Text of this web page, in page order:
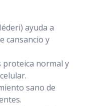
ayuda a
cansancio y
proteica normal y
sano de